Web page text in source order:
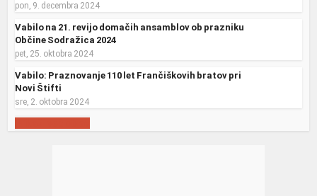
pon, 9. decembra 2024
Vabilo na 21. revijo domačih ansamblov ob prazniku
Občine Sodražica 2024
pet, 25. oktobra 2024
Vabilo: Praznovanje 110 let Frančiškovih bratov pri
Novi Štifti
sre, 2. oktobra 2024